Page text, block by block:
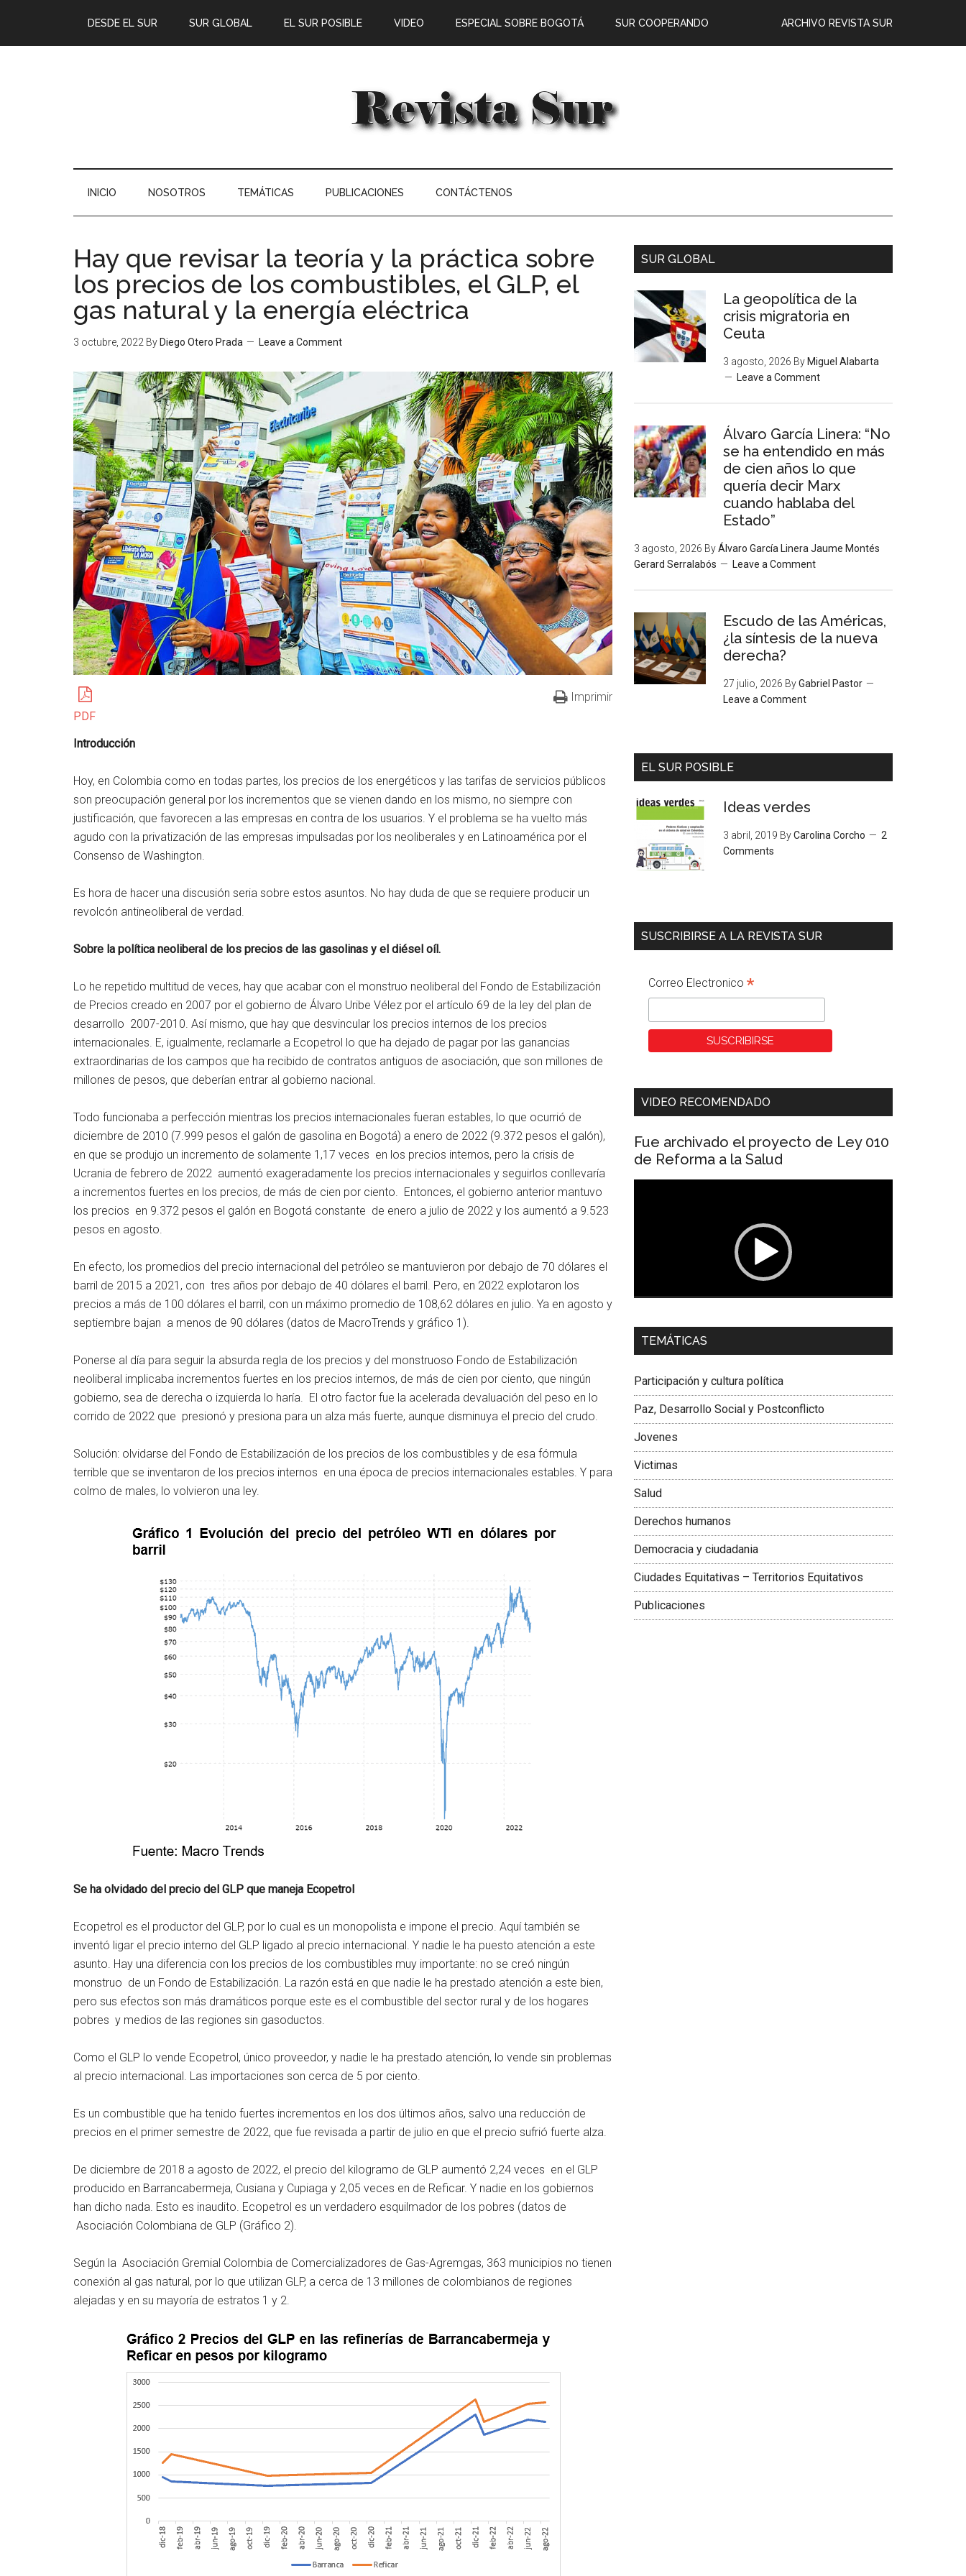
DESDE EL SUR SUR GLOBAL EL SUR POSIBLE ARCHIVO REVISTA SUR
VIDEO ESPECIAL SOBRE BOGOTÁ SUR COOPERANDO
INICIO NOSOTROS TEMÁTICAS PUBLICACIONES CONTÁCTENOS
Hay que revisar la teoría y la práctica sobre
los precios de los combustibles, el GLP, el
gas natural y la energía eléctrica
3 octubre, 2022 By Diego Otero Prada Leave a Comment
PDF
Imprimir
Introducción
Hoy, en Colombia como en todas partes, los precios de los energéticos y las tarifas de servicios públicos
son preocupación general por los incrementos que se vienen dando en los mismo, no siempre con
justificación, que favorecen a las empresas en contra de los usuarios. Y el problema se ha vuelto más
agudo con la privatización de las empresas impulsadas por los neoliberales y en Latinoamérica por el
Consenso de Washington.
Es hora de hacer una discusión seria sobre estos asuntos. No hay duda de que se requiere producir un
revolcón antineoliberal de verdad.
Sobre la política neoliberal de los precios de las gasolinas y el diésel oíl.
Lo he repetido multitud de veces, hay que acabar con el monstruo neoliberal del Fondo de Estabilización
de Precios creado en 2007 por el gobierno de Álvaro Uribe Vélez por el artículo 69 de la ley del plan de
desarrollo 2007-2010. Así mismo, que hay que desvincular los precios internos de los precios
internacionales. E, igualmente, reclamarle a Ecopetrol lo que ha dejado de pagar por las ganancias
extraordinarias de los campos que ha recibido de contratos antiguos de asociación, que son millones de
millones de pesos, que deberían entrar al gobierno nacional.
Todo funcionaba a perfección mientras los precios internacionales fueran estables, lo que ocurrió de
diciembre de 2010 (7.999 pesos el galón de gasolina en Bogotá) a enero de 2022 (9.372 pesos el galón),
en que se produjo un incremento de solamente 1,17 veces en los precios internos, pero la crisis de
Ucrania de febrero de 2022 aumentó exageradamente los precios internacionales y seguirlos conllevaría
a incrementos fuertes en los precios, de más de cien por ciento. Entonces, el gobierno anterior mantuvo
los precios en 9.372 pesos el galón en Bogotá constante de enero a julio de 2022 y los aumentó a 9.523
pesos en agosto.
En efecto, los promedios del precio internacional del petróleo se mantuvieron por debajo de 70 dólares el
barril de 2015 a 2021, con tres años por debajo de 40 dólares el barril. Pero, en 2022 explotaron los
precios a más de 100 dólares el barril, con un máximo promedio de 108,62 dólares en julio. Ya en agosto y
septiembre bajan a menos de 90 dólares (datos de MacroTrends y gráfico 1).
Ponerse al día para seguir la absurda regla de los precios y del monstruoso Fondo de Estabilización
neoliberal implicaba incrementos fuertes en los precios internos, de más de cien por ciento, que ningún
gobierno, sea de derecha o izquierda lo haría. El otro factor fue la acelerada devaluación del peso en lo
corrido de 2022 que presionó y presiona para un alza más fuerte, aunque disminuya el precio del crudo.
Solución: olvidarse del Fondo de Estabilización de los precios de los combustibles y de esa fórmula
terrible que se inventaron de los precios internos en una época de precios internacionales estables. Y para
colmo de males, lo volvieron una ley.
Se ha olvidado del precio del GLP que maneja Ecopetrol
Ecopetrol es el productor del GLP, por lo cual es un monopolista e impone el precio. Aquí también se
inventó ligar el precio interno del GLP ligado al precio internacional. Y nadie le ha puesto atención a este
asunto. Hay una diferencia con los precios de los combustibles muy importante: no se creó ningún
monstruo de un Fondo de Estabilización. La razón está en que nadie le ha prestado atención a este bien,
pero sus efectos son más dramáticos porque este es el combustible del sector rural y de los hogares
pobres y medios de las regiones sin gasoductos.
Como el GLP lo vende Ecopetrol, único proveedor, y nadie le ha prestado atención, lo vende sin problemas
al precio internacional. Las importaciones son cerca de 5 por ciento.
Es un combustible que ha tenido fuertes incrementos en los dos últimos años, salvo una reducción de
precios en el primer semestre de 2022, que fue revisada a partir de julio en que el precio sufrió fuerte alza.
De diciembre de 2018 a agosto de 2022, el precio del kilogramo de GLP aumentó 2,24 veces en el GLP
producido en Barrancabermeja, Cusiana y Cupiaga y 2,05 veces en de Reficar. Y nadie en los gobiernos
han dicho nada. Esto es inaudito. Ecopetrol es un verdadero esquilmador de los pobres (datos de
Asociación Colombiana de GLP (Gráfico 2).
Según la Asociación Gremial Colombia de Comercializadores de Gas-Agremgas, 363 municipios no tienen
conexión al gas natural, por lo que utilizan GLP, a cerca de 13 millones de colombianos de regiones
alejadas y en su mayoría de estratos 1 y 2.
SUR GLOBAL
La geopolítica de la
crisis migratoria en
Ceuta
3 agosto, 2026 By Miguel Alabarta
Leave a Comment
Álvaro García Linera: “No
se ha entendido en más
de cien años lo que
quería decir Marx
cuando hablaba del
Estado”
3 agosto, 2026 ByÁlvaro García Linera Jaume Montés
Gerard Serralabós
Leave a Comment
Escudo de las Américas,
¿la síntesis de la nueva
derecha?
27 julio, 2026 ByGabriel Pastor
Leave a Comment
EL SUR POSIBLE
Ideas verdes
3 abril, 2019 ByCarolina Corcho
2
Comments
SUSCRIBIRSE A LA REVISTA SUR
Correo Electronico *
VIDEO RECOMENDADO
Fue archivado el proyecto de Ley 010
de Reforma a la Salud
Dra. Carolina Corcho Mejía,
Latinoamericana Sur, Vicepresidenta Federación
TEMÁTICAS
Participación y cultura política
Paz, Desarrollo Social y Postconflicto
Jovenes
Victimas
Salud
Derechos humanos
Democracia y ciudadania
Ciudades Equitativas – Territorios Equitativos
Publicaciones